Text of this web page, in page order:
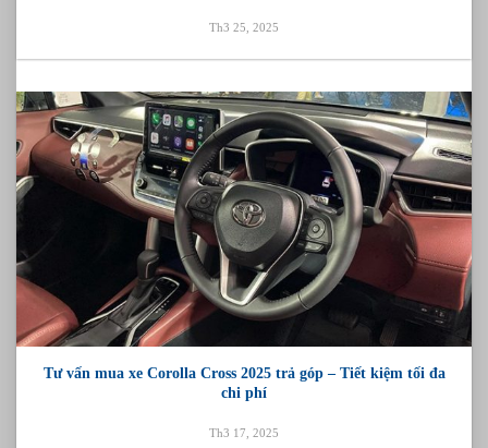
Th3 25, 2025
Tư vấn mua xe Corolla Cross 2025 trả góp – Tiết kiệm tối đa
chi phí
Th3 17, 2025